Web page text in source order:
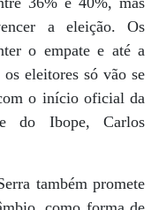
a eleição. Os
o empate e até a
eleitores só vão se
o início oficial da
do Ibope, Carlos
também promete